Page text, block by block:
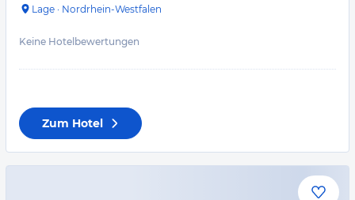
Lage · Nordrhein-Westfalen
Keine Hotelbewertungen
Zum Hotel